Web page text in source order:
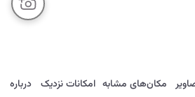
ارسال تماس مکان‌های مشابه امکانات نزدیک درباره